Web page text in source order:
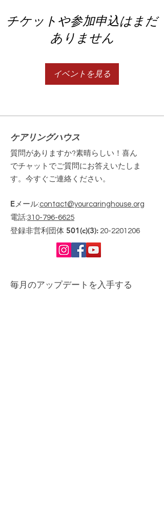
チケットや参加申込はまだ
ありません
イベントを見る
ケアリングハウス
質問がありますか?素晴らしい！喜ん
でチャットでご質問にお答えいたしま
す。今すぐご連絡ください。
Eメール:contact@yourcaringhouse.org
電話:310-796-6625
登録非営利団体 501(c)(3): 20-2201206
毎月のアップデートを入手する